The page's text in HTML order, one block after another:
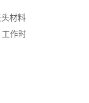
材料
作时